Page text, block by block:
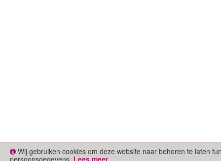
Wij gebruiken cookies om deze website naar behoren te laten
persoonsgegevens. Lees meer